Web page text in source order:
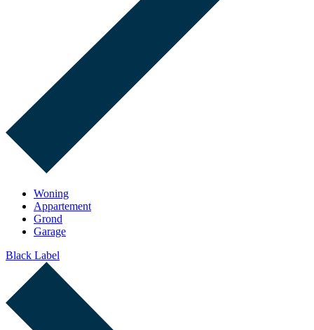
Woning
Appartement
Grond
Garage
Black Label